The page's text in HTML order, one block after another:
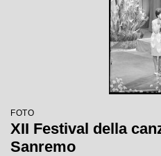
FOTO
XII Festival della
Sanremo